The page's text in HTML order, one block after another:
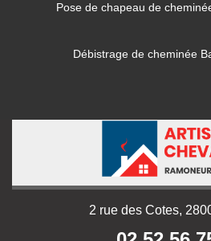
Pose de chapeau de
Débistrage de cheminée
2 rue des Cotes,